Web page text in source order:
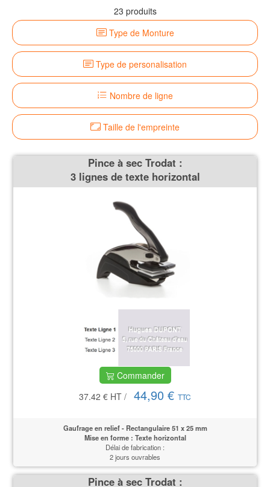
23 produits
Type de Monture
Type de personalisation
Nombre de ligne
Taille de l'empreinte
Pince à sec Trodat :
3 lignes de texte horizontal
Commander
37.42 € HT / 44,90 € TTC
Gaufrage en relief - Rectangulaire 51 x 25 mm
Mise en forme : Texte horizontal
Délai de fabrication :
2 jours ouvrables
Pince à sec Trodat :